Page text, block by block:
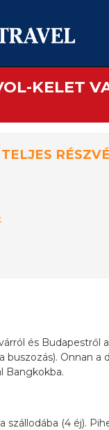
KELET
és Budapestről
buszozás). Onnan
Bangkokba.
szállodába (4 éj).